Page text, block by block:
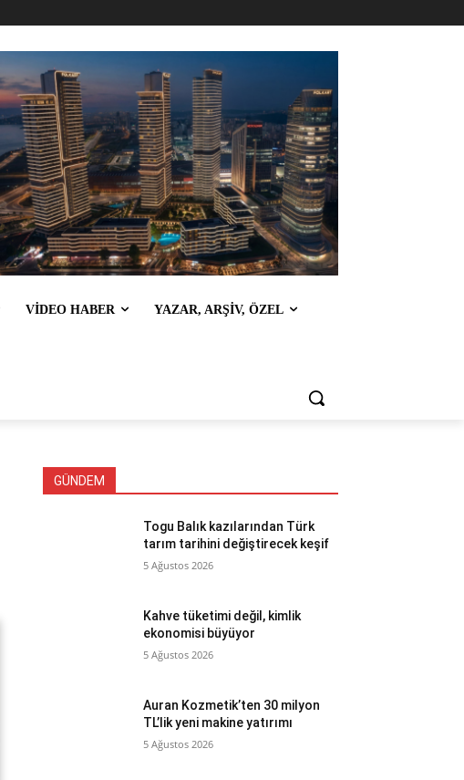
VİDEO HABER YAZAR, ARŞİV, ÖZEL
GÜNDEM
Togu Balık kazılarından Türk
tarım tarihini değiştirecek keşif
5 Ağustos 2026
Kahve tüketimi değil, kimlik
ekonomisi büyüyor
5 Ağustos 2026
Auran Kozmetik’ten 30 milyon
TL’lik yeni makine yatırımı
5 Ağustos 2026